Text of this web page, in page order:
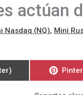
actúan
Nasdaq (NQ), Mini